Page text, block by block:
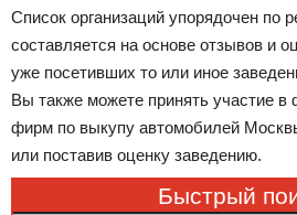
Список организаций упорядочен по
составляется на основе отзывов и
уже посетивших то или иное
Вы также можете принять участие в
фирм по выкупу автомобилей
или поставив оценку заведению.
Быстрый